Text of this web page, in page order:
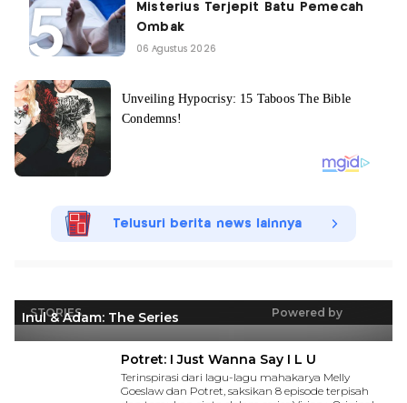
Misterius Terjepit Batu Pemecah
Ombak
06 Agustus 2026
Telusuri berita news lainnya